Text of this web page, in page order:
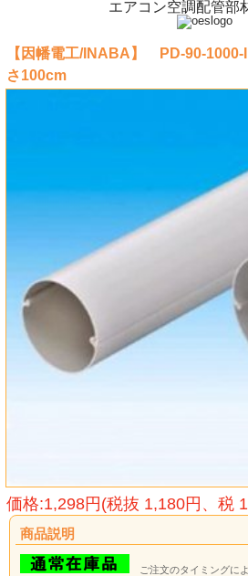
エアコン空調配管部
【因幡電工/INABA】 PD-90-
さ100cm
価格:1,298円(税抜 1,180円、税
商品説明
ご注文のタイミングに